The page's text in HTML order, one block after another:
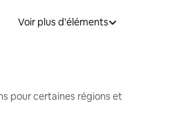
Voir plus d'éléments
pour certaines régions et